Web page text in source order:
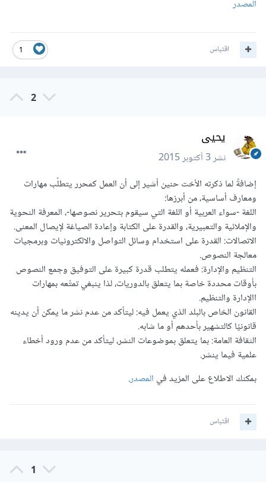
المصدر
1 اقتباس
2
يحيى
نشر3 أكتوبر 2015
إضافةً لما ذكرته الأخت حنين أشير إلى أن العمل كمحرر يتطلّب مهارات
ومعارف أساسية، من أبرزها:
اللغة -سواء العربية أو اللغة التي سيقوم بتحرير نصوصها-، المعرفة النحوية
والإملائية والتعبيرية، والقدرة على الكتابة وإعادة الصياغة لإيصال المعنى.
الاتصالات: القدرة على استخدام وسائل التواصل والالكترونيات وبرمجيات
معالجة النصوص.
التنظيم والإدارة: فعمله يتطلب قدرة كبيرة على التوفيق وجمع النصوص
بأوقات محددة خاصة بما يتعلق بالدوريات، لذا ينبغي تمتّعه بمهارات
االإدارة والتنظيم.
القانون الخاص بالبلد الذي يعمل فيه: ليتأكد من عدم نشر ما يمكن أن يدينه
قانونيًا كالتشهير بأحدهم أو ما شابه.
الثقافة العامة: بما يتعلق بموضوعات النشر، ليتأكد من عدم ورود أخطاء
علمية فيما ينشر.
بمكنك الاطلاع على المزيد في المصدر.
اقتباس
1